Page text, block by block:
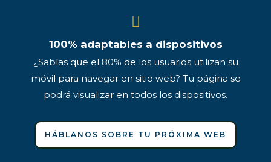
100% adaptables a dispositivos
¿Sabías que el 80% de los usuarios utilizan su
móvil para navegar en sitio web? Tu página se
podrá visualizar en todos los dispositivos.
HÁBLANOS SOBRE TU PRÓXIMA WEB